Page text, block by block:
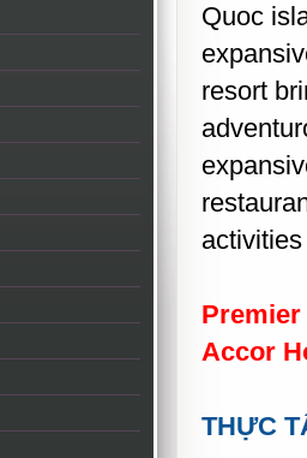
Quoc
resort
Premier
Accor
THỰC